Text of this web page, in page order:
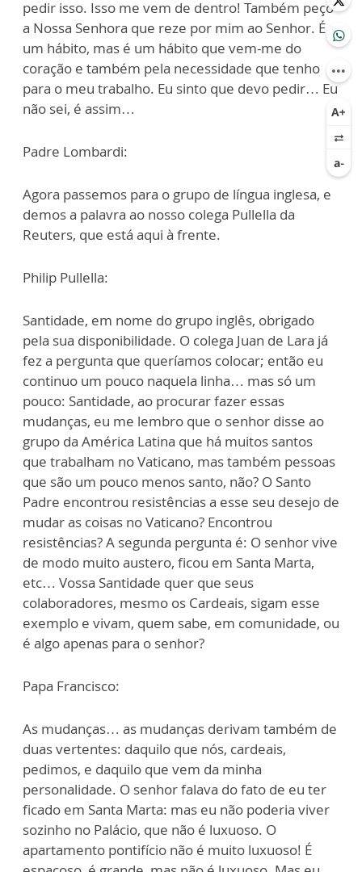
pedir isso. Isso me vem de dentro! Também peço
a Nossa Senhora que reze por mim ao Senhor. É
um hábito, mas é um hábito que vem-me do
coração e também pela necessidade que tenho
para o meu trabalho. Eu sinto que devo pedir… Eu
não sei, é assim…
Padre Lombardi:
Agora passemos para o grupo de língua inglesa, e
demos a palavra ao nosso colega Pullella da
Reuters, que está aqui à frente.
Philip Pullella:
Santidade, em nome do grupo inglês, obrigado
pela sua disponibilidade. O colega Juan de Lara já
fez a pergunta que queríamos colocar; então eu
continuo um pouco naquela linha… mas só um
pouco: Santidade, ao procurar fazer essas
mudanças, eu me lembro que o senhor disse ao
grupo da América Latina que há muitos santos
que trabalham no Vaticano, mas também pessoas
que são um pouco menos santo, não? O Santo
Padre encontrou resistências a esse seu desejo de
mudar as coisas no Vaticano? Encontrou
resistências? A segunda pergunta é: O senhor vive
de modo muito austero, ficou em Santa Marta,
etc… Vossa Santidade quer que seus
colaboradores, mesmo os Cardeais, sigam esse
exemplo e vivam, quem sabe, em comunidade, ou
é algo apenas para o senhor?
Papa Francisco:
As mudanças… as mudanças derivam também de
duas vertentes: daquilo que nós, cardeais,
pedimos, e daquilo que vem da minha
personalidade. O senhor falava do fato de eu ter
ficado em Santa Marta: mas eu não poderia viver
sozinho no Palácio, que não é luxuoso. O
apartamento pontifício não é muito luxuoso! É